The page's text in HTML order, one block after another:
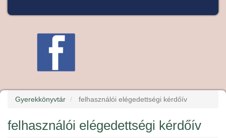
Gyerekkönyvtár felhasználói elégedettségi kérdőív
felhasználói elégedettségi kérdőív